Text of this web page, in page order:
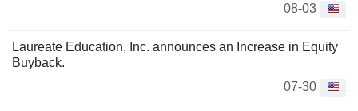
08-03
Laureate Education, Inc. announces an Increase in Equity
Buyback.
07-30